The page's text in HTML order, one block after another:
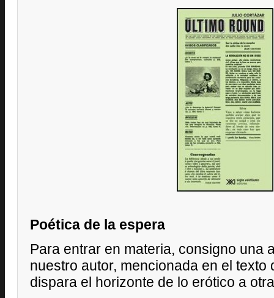
Poética de la espera
Para entrar en materia, consigno una
nuestro autor, mencionada en el texto
dispara el horizonte de lo erótico a